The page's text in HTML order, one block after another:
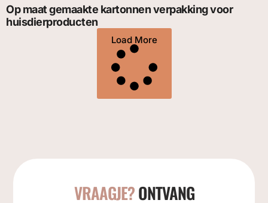
Op maat gemaakte kartonnen verpakking voor
huisdierproducten
Load More
VRAAGJE?ONTVANG